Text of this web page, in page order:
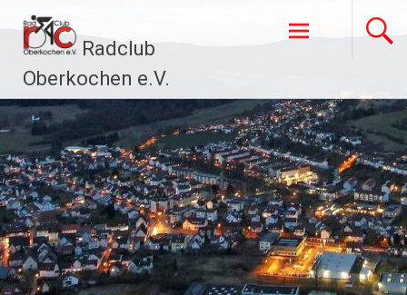
Inhalt
springen
Radclub
Oberkochen e.V.